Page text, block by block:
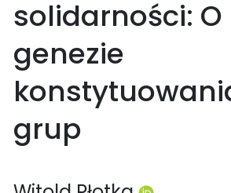
solidarności: O
genezie
grup